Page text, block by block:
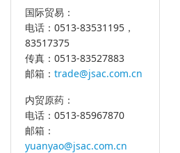
国际贸易：
电话：0513-83531195，
83517375
传真：0513-83527883
邮箱： trade@jsac.com.cn
内贸原药：
电话：0513-85967870
邮箱：
yuanyao@jsac.com.cn